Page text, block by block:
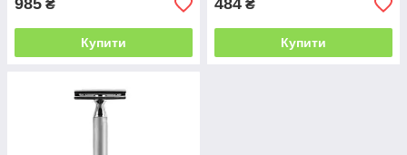
985 ₴
Купити
484 ₴
Купити